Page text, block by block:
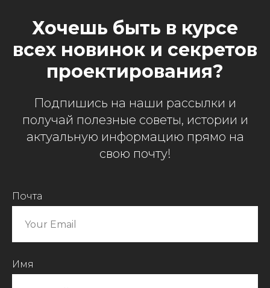
Хочешь быть в курсе
всех новинок и секретов
проектирования?
Подпишись на наши рассылки и
получай полезные советы, истории и
актуальную информацию прямо на
свою почту!
Почта
Имя